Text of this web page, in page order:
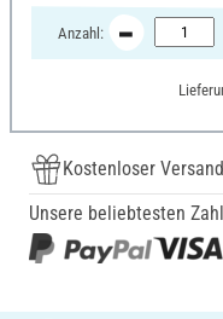
Anzahl:
Kostenloser
Unsere beliebtesten